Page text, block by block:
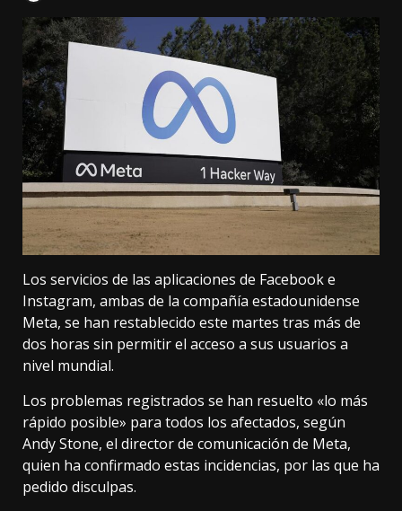
Los servicios de las aplicaciones de Facebook e
Instagram, ambas de la compañía estadounidense
Meta, se han restablecido este martes tras más de
dos horas sin permitir el acceso a sus usuarios a
nivel mundial.
Los problemas registrados se han resuelto «lo más
rápido posible» para todos los afectados, según
Andy Stone, el director de comunicación de Meta,
quien ha confirmado estas incidencias, por las que ha
pedido disculpas.